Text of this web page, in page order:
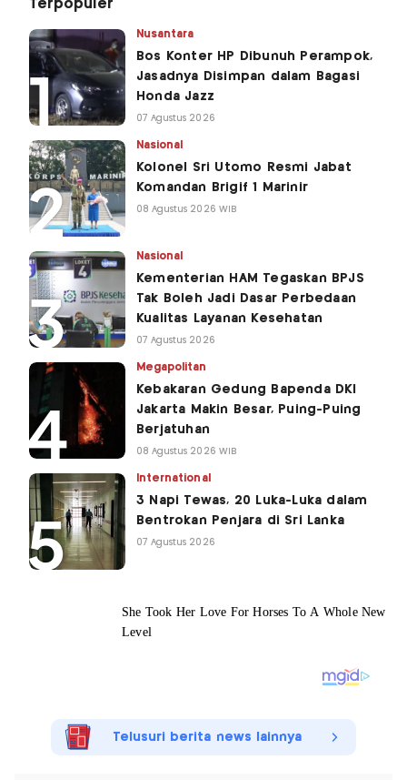
Terpopuler
Nusantara
Bos Konter HP Dibunuh Perampok,
Jasadnya Disimpan dalam Bagasi
Honda Jazz
07 Agustus 2026
Nasional
Kolonel Sri Utomo Resmi Jabat
Komandan Brigif 1 Marinir
08 Agustus 2026 WIB
Nasional
Kementerian HAM Tegaskan BPJS
Tak Boleh Jadi Dasar Perbedaan
Kualitas Layanan Kesehatan
07 Agustus 2026
Megapolitan
Kebakaran Gedung Bapenda DKI
Jakarta Makin Besar, Puing-Puing
Berjatuhan
08 Agustus 2026 WIB
International
3 Napi Tewas, 20 Luka-Luka dalam
Bentrokan Penjara di Sri Lanka
07 Agustus 2026
Telusuri berita news lainnya